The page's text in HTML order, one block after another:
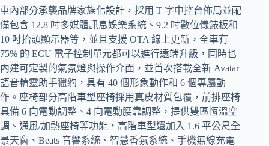
車內部分承襲品牌家族化設計，採用 T 字中控台佈局並配
備包含 12.8 吋多媒體訊息娛樂系統、9.2 吋數位儀錶板和
10 吋抬頭顯示器等，並且支援 OTA 線上更新，全車有
75% 的 ECU 電子控制單元都可以進行遠端升級，同時也
內建可定製的氣氛燈與操作介面，並首次搭載全新 Avatar
語音精靈助手獵豹，具有 40 個形象動作和 6 個專屬動
作。座椅部分高階車型座椅採用真皮材質包覆，前排座椅
具備 6 向電動調整、4 向電動腰靠調整，提供雙區恆溫空
調、通風/加熱座椅等功能，高階車型還加入 1.6 平公尺全
景天窗、Beats 音響系統、智慧香氛系統、手機無線充電